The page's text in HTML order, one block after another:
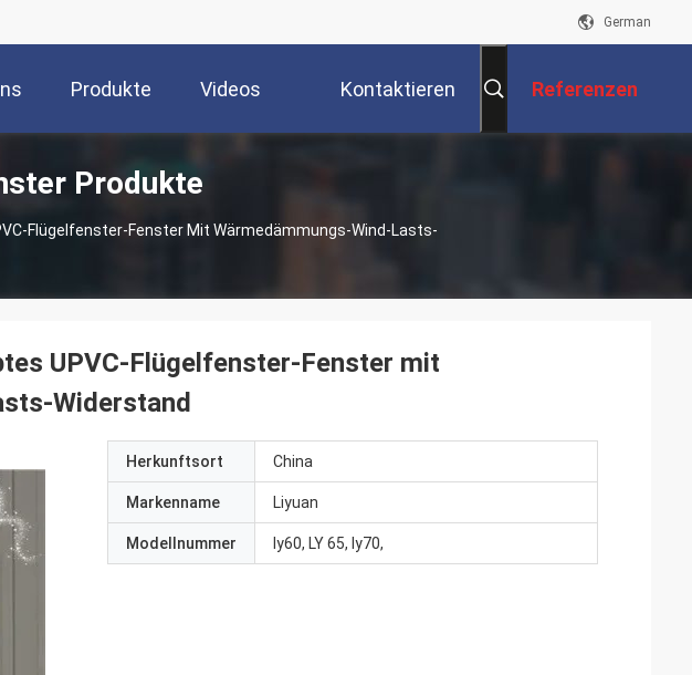
German
Produkte Videos Kontaktieren Referenzen
Produkte
Flügelfenster-Fenster Mit Wärmedämmungs-Wind-Lasts-
UPVC-Flügelfenster-Fenster mit
Widerstand
Herkunftsort China
Markenname Liyuan
Modellnummer ly60, LY 65, ly70,